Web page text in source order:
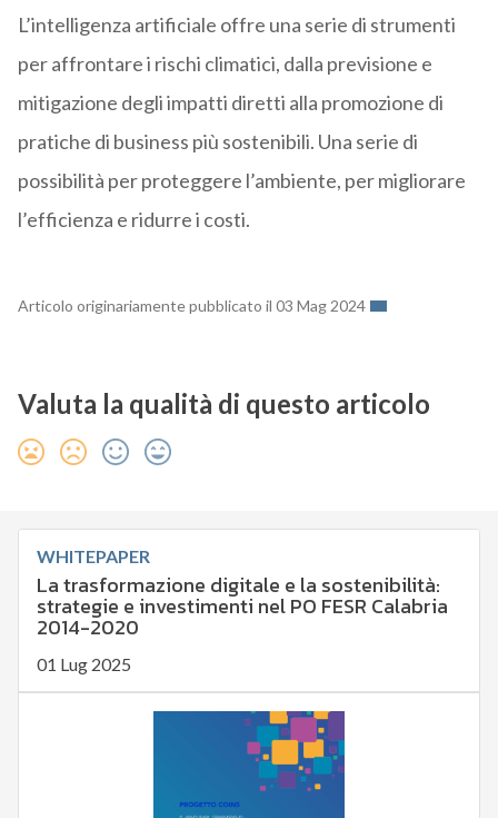
L’intelligenza artificiale offre una serie di strumenti
per affrontare i rischi climatici, dalla previsione e
mitigazione degli impatti diretti alla promozione di
pratiche di business più sostenibili. Una serie di
possibilità per proteggere l’ambiente, per migliorare
l’efficienza e ridurre i costi.
Articolo originariamente pubblicato il 03 Mag 2024
Valuta la qualità di questo articolo
WHITEPAPER
La trasformazione digitale e la sostenibilità:
strategie e investimenti nel PO FESR Calabria
2014-2020
01 Lug 2025